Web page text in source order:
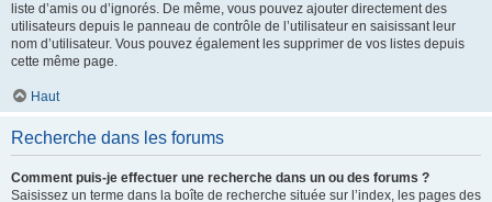
liste d’amis ou d’ignorés. De même, vous pouvez ajouter directement des
utilisateurs depuis le panneau de contrôle de l’utilisateur en saisissant leur
nom d’utilisateur. Vous pouvez également les supprimer de vos listes depuis
cette même page.
Haut
Recherche dans les forums
Comment puis-je effectuer une recherche dans un ou des forums ?
Saisissez un terme dans la boîte de recherche située sur l’index, les pages des